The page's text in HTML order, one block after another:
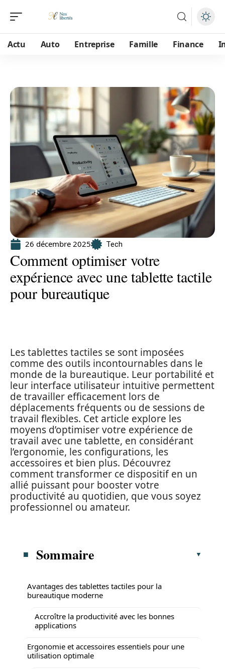
Actu Auto Entreprise Famille Finance
26 décembre 2025 Tech
Comment optimiser votre
expérience avec une tablette tactile
pour bureautique
Les tablettes tactiles se sont imposées
comme des outils incontournables dans le
monde de la bureautique. Leur portabilité et
leur interface utilisateur intuitive permettent
de travailler efficacement lors de
déplacements fréquents ou de sessions de
travail flexibles. Cet article explore les
moyens d’optimiser votre expérience de
travail avec une tablette, en considérant
l’ergonomie, les configurations, les
accessoires et bien plus. Découvrez
comment transformer ce dispositif en un
allié puissant pour booster votre
productivité au quotidien, que vous soyez
professionnel ou amateur.
Sommaire
Avantages des tablettes tactiles pour la
bureautique moderne
Accroître la productivité avec les bonnes
applications
Ergonomie et accessoires essentiels pour une
utilisation optimale